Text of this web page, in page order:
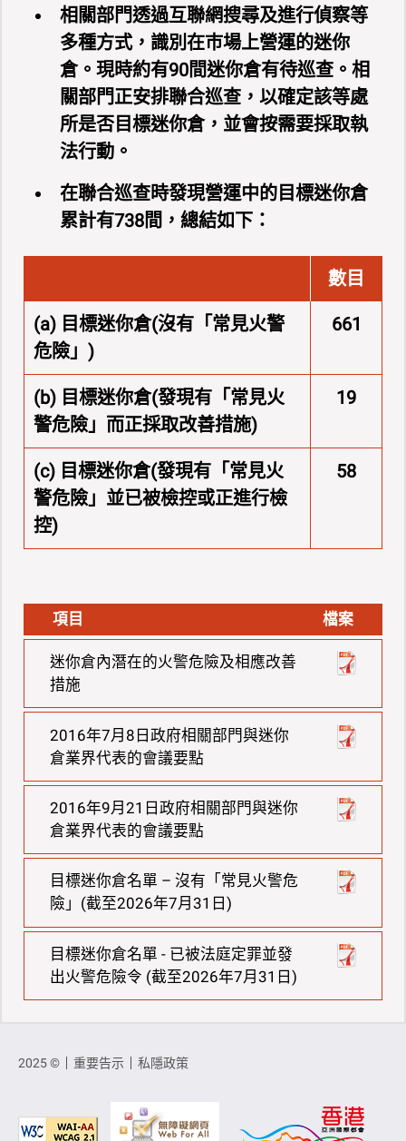
相關部門透過互聯網搜尋及進行偵察等
多種方式，識別在巿場上營運的迷你
倉。現時約有90間迷你倉有待巡查。相
關部門正安排聯合巡查，以確定該等處
所是否目標迷你倉，並會按需要採取執
法行動。
在聯合巡查時發現營運中的目標迷你倉
累計有738間，總結如下：
數目
(a) 目標迷你倉(沒有「常見火警
危險」)
661
(b) 目標迷你倉(發現有「常見火
警危險」而正採取改善措施)
19
(c) 目標迷你倉(發現有「常見火
警危險」並已被檢控或正進行檢
控)
58
項目 檔案
迷你倉內潛在的火警危險及相應改善
措施
2016年7月8日政府相關部門與迷你
倉業界代表的會議要點
2016年9月21日政府相關部門與迷你
倉業界代表的會議要點
目標迷你倉名單 – 沒有「常見火警危
險」(截至2026年7月31日)
目標迷你倉名單 - 已被法庭定罪並發
出火警危險令 (截至2026年7月31日)
2025 © 重要告示 私隱政策